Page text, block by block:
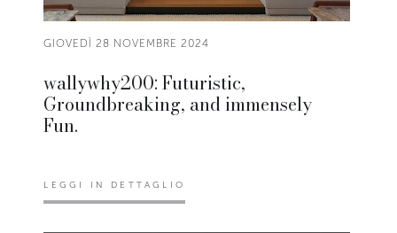
GIOVEDÌ 28 NOVEMBRE 2024
wallywhy200: Futuristic,
Groundbreaking, and immensely
Fun.
LEGGI IN DETTAGLIO